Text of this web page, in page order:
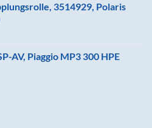
3514929, Polaris
AV, Piaggio MP3 300 HPE